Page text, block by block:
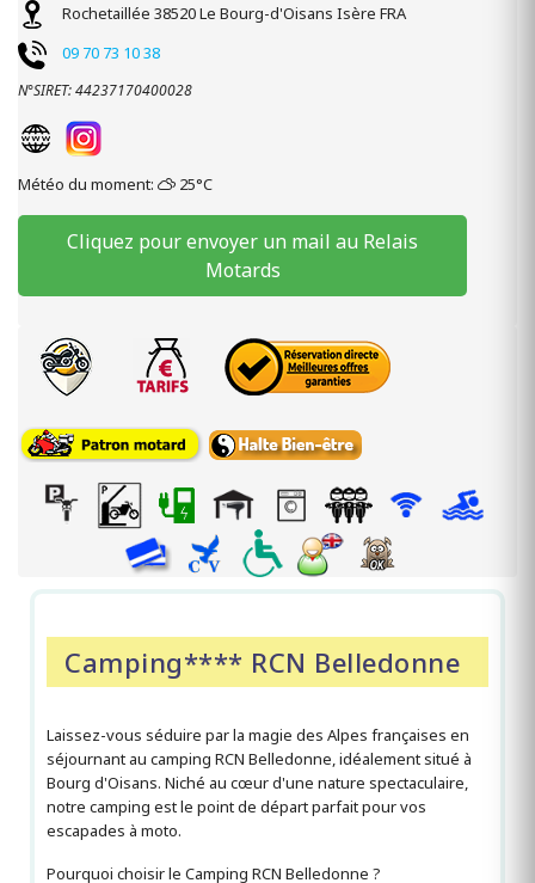
Rochetaillée 38520Le Bourg-d'Oisans Isère FRA
09 70 73 10 38
N°SIRET: 44237170400028
Météo du moment: 25°C
Cliquez pour envoyer un mail au Relais
Motards
Camping**** RCN Belledonne
Laissez-vous séduire par la magie des Alpes françaises en
séjournant au camping RCN Belledonne, idéalement situé à
Bourg d'Oisans. Niché au cœur d'une nature spectaculaire,
notre camping est le point de départ parfait pour vos
escapades à moto.
Pourquoi choisir le Camping RCN Belledonne ?